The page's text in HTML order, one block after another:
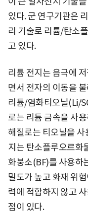
있다. 군 연구기관은
리 기술로 리튬/탄소
고 있다.
리튬 전지는 음극에
면서 전자의 이동을
리튬/염화티오닐(Li/
로는 리튬 금속을 사
해질로는 티오닐을
지는 탄소플루오르화
화붕소(BF)를 사용하
밀도가 높고 화재 위
력에 적합하지 않고
점이 있다.